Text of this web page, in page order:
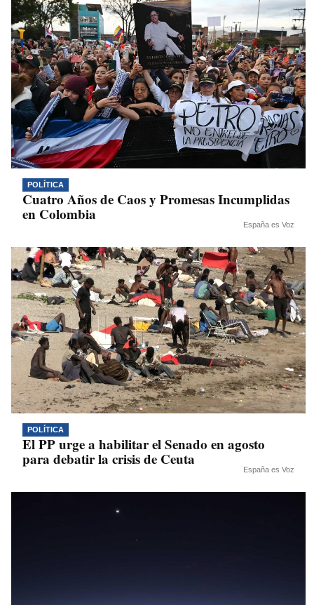
POLÍTICA
Cuatro Años de Caos y Promesas Incumplidas
en Colombia
España es Voz
POLÍTICA
El PP urge a habilitar el Senado en agosto
para debatir la crisis de Ceuta
España es Voz